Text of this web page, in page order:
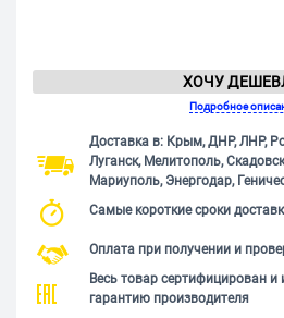
ХОЧУ
Подробное
Доставка в: Крым, ДНР, ЛНР,
Луганск, Мелитополь,
Мариуполь, Энергодар,
Самые короткие сроки
Оплата при получении и
Весь товар сертифицирован
гарантию производителя